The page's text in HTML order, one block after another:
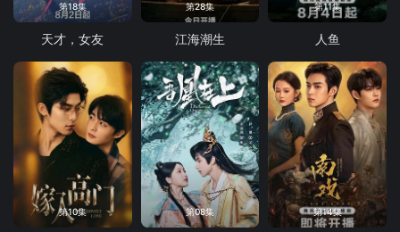
第18集
天才，女友
第28集
江海潮生
第11集
人鱼
第10集 第08集 第14集